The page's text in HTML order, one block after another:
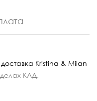
Kristina & Milan
КАД.